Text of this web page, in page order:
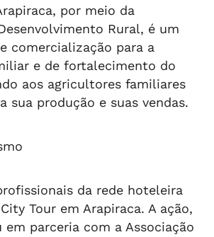
por meio da
Rural, é um
comercialização para a
e de fortalecimento do
aos agricultores familiares
sua produção e suas vendas.
da rede hoteleira
Tour em Arapiraca. A ação,
em parceria com a Associação